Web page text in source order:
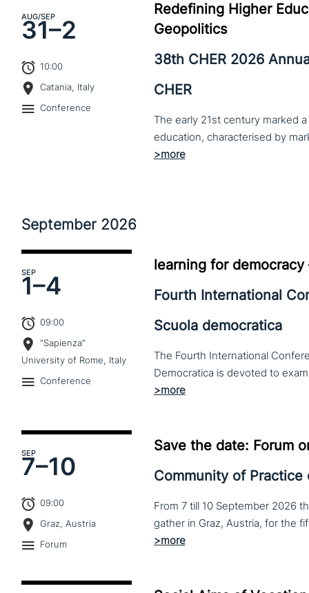
AUG/SEP
31–2
10:00
Catania, Italy
Conference
Redefining Higher
Geopolitics
38th CHER 2026
CHER
The early 21st century marked
September 2026
SEP
1–4
09:00
“Sapienza”
University of Rome, Italy
Conference
learning for
Fourth International
Scuola democratica
The Fourth International
SEP
7–10
09:00
Graz, Austria
Forum
Save the date: Forum
Community of Practice
From 7 till 10 September 2026